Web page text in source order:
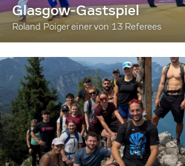
Glasgow-Gastspiel
Roland Poiger einer von 13 Referees